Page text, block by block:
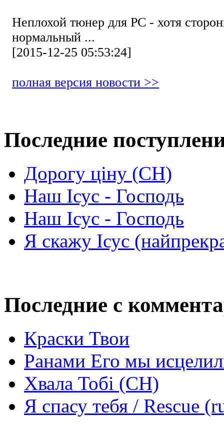
Неплохой тюнер для РС - хотя
нормальный ...
[2015-12-25 05:53:24]
полная версия новости >>
Последние
Дорогу ціну (СН)
Наш Ісус - Господь
Наш Ісус - Господь
Я скажу Ісус
Последние с
Краски Твои
Ранами Его мы
Хвала Тобі (СН)
Я спасу тебя / Rescue